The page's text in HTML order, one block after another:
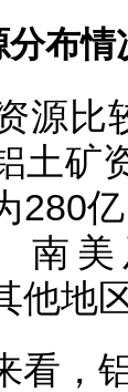
布情
源比
土矿
280
南
他地
看，